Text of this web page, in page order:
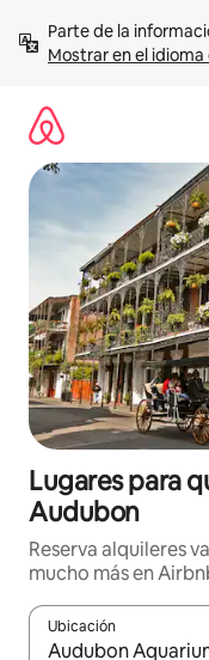
contenidoMostrar en el idioma
Lugares para
Audubon
Reserva alquileres
mucho más en
Ubicación
Cuando los